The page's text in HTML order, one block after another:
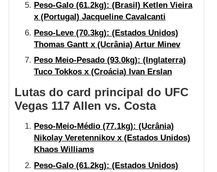
Peso-Galo(61.2kg): (Brasil) Ketlen Vieira
x (Portugal) Jacqueline Cavalcanti
Peso-Leve(70.3kg): (Estados Unidos)
Thomas Gantt x (Ucrânia) Artur Minev
Peso Meio-Pesado(93.0kg): (Inglaterra)
Tuco Tokkos x (Croácia) Ivan Erslan
Lutas do card principal do UFC
Vegas 117 Allen vs. Costa
Peso-Meio-Médio(77.1kg): (Ucrânia)
Nikolay Veretennikov x (Estados Unidos)
Khaos Williams
Peso-Galo(61.2kg): (Estados Unidos)